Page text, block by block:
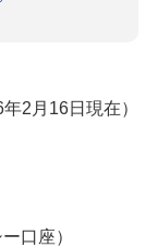
年2月16日現在）
口座）